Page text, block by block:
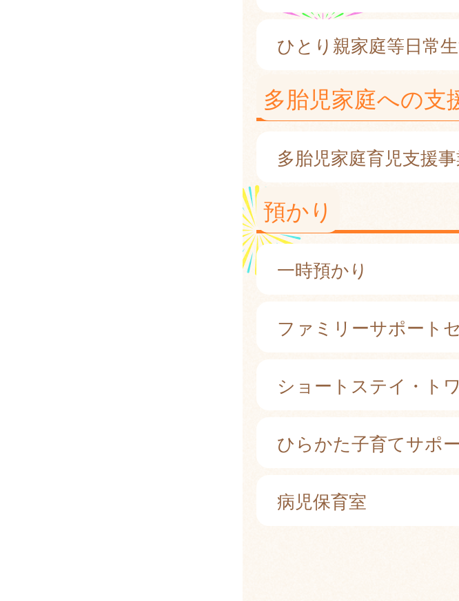
ひとり親家庭等日常
多胎児家庭への支
多胎児家庭育児支援
預かり
一時預かり
ファミリーサポート
ショートステイ・ト
ひらかた子育てサポ
病児保育室